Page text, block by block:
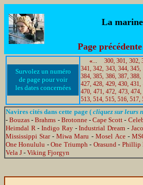
La
Page précédente
Survolez un numéro
de page pour voir
les dates concernées
«... 300, 301, 302,
341, 342, 343, 344, 345,
384, 385, 386, 387, 388,
427, 428, 429, 430, 431,
470, 471, 472, 473, 474,
513, 514, 515, 516, 517,
Navires cités dans cette page (cliquez sur leurs
-Bouzas -Brahms - Brotonne-Cape Scott -
Heimdal R-Indigo Ray-Industrial Dream -
Mississippi Star-Miwa Maru - Mosel Ace-
One Honululu -One Triumph- Orasund- Phillip
Vela J - Viking Fjorgyn